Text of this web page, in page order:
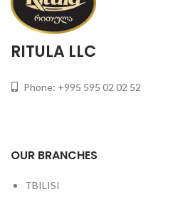
RITULA LLC
Phone: +995 595 02 02 52
OUR BRANCHES
TBILISI